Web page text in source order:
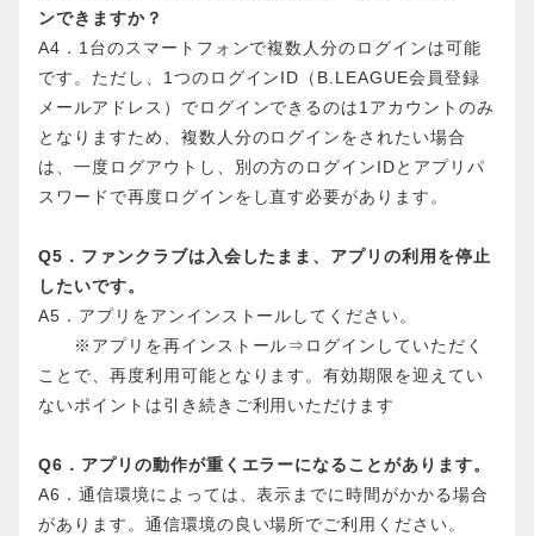
ンできますか？
A4．1台のスマートフォンで複数人分のログインは可能
です。ただし、1つのログインID（B.LEAGUE会員登録
メールアドレス）でログインできるのは1アカウントのみ
となりますため、複数人分のログインをされたい場合
は、一度ログアウトし、別の方のログインIDとアプリパ
スワードで再度ログインをし直す必要があります。
Q5．ファンクラブは入会したまま、アプリの利用を停止
したいです。
A5．アプリをアンインストールしてください。
※アプリを再インストール⇒ログインしていただく
ことで、再度利用可能となります。有効期限を迎えてい
ないポイントは引き続きご利用いただけます
Q6．アプリの動作が重くエラーになることがあります。
A6．通信環境によっては、表示までに時間がかかる場合
があります。通信環境の良い場所でご利用ください。